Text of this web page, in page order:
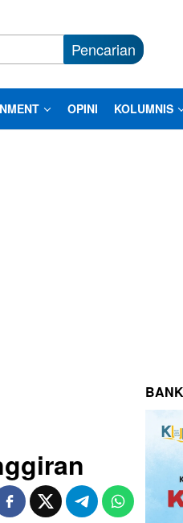
Pencarian
OPINI KOLUMNIS